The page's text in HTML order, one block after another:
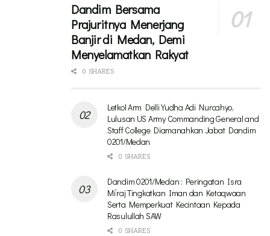
Dandim Bersama
Prajuritnya Menerjang
Banjir di Medan, Demi
Menyelamatkan Rakyat
0 SHARES
Letkol Arm Delli Yudha Adi Nurcahyo,
Lulusan US Army Commanding General and
Staff College Diamanahkan Jabat Dandim
0201/Medan
0 SHARES
Dandim 0201/Medan : Peringatan Isra
Mi’raj Tingkatkan Iman dan Ketaqwaan
Serta Memperkuat Kecintaan Kepada
Rasulullah SAW
0 SHARES